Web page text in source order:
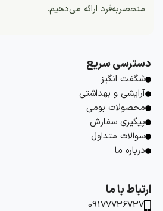
منحصربه‌فرد ارائه می‌دهیم.
دسترسی سریع
شگفت انگیز
آرایشی و بهداشتی
محصولات بومی
پیگیری سفارش
سوالات متداول
درباره ما
ارتباط با ما
09177736737